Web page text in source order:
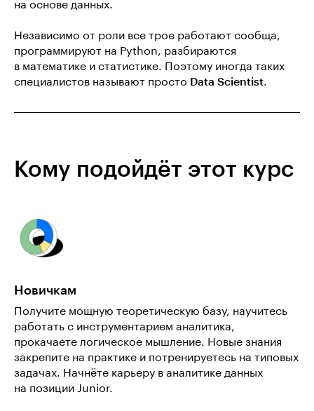
на основе данных.
Независимо от роли все трое работают сообща,
программируют на Python, разбираются
в математике и статистике. Поэтому иногда таких
специалистов называют просто Data Scientist.
Кому подойдёт этот курс
Новичкам
Получите мощную теоретическую базу, научитесь
работать с инструментарием аналитика,
прокачаете логическое мышление. Новые знания
закрепите на практике и потренируетесь на типовых
задачах. Начнёте карьеру в аналитике данных
на позиции Junior.